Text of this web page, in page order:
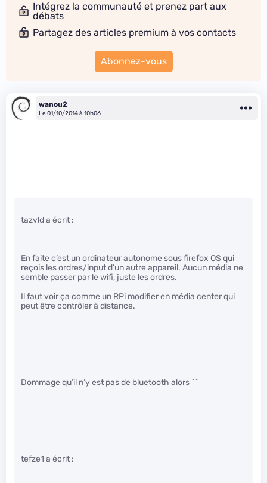
Intégrez la communauté et prenez part aux
débats
Partagez des articles premium à vos contacts
Abonnez-vous
wanou2
Le 01/10/2014 à 10h06
tazvld a écrit :
En faite c’est un ordinateur autonome sous firefox OS qui
reçois les ordres/input d’un autre appareil. Aucun média ne
semble passer par le wifi, juste les ordres.
Il faut voir ça comme un RPi modifier en média center qui
peut être contrôler à distance.
Dommage qu’il n’y est pas de bluetooth alors ^^
tefze1 a écrit :